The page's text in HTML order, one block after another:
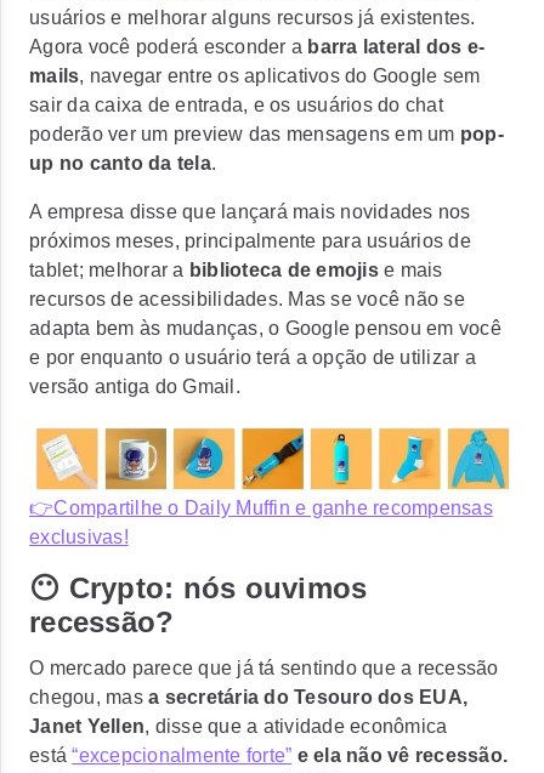
usuários e melhorar alguns recursos já existentes.
Agora você poderá esconder a barra lateral dos e-
mails, navegar entre os aplicativos do Google sem
sair da caixa de entrada, e os usuários do chat
poderão ver um preview das mensagens em um pop-
up no canto da tela.
A empresa disse que lançará mais novidades nos
próximos meses, principalmente para usuários de
tablet; melhorar a biblioteca de emojise mais
recursos de acessibilidades. Mas se você não se
adapta bem às mudanças, o Google pensou em você
e por enquanto o usuário terá a opção de utilizar a
versão antiga do Gmail.
👉Compartilhe o Daily Muffin e ganhe recompensas
exclusivas!
😶 Crypto: nós ouvimos
recessão?
O mercado parece que já tá sentindo que a recessão
chegou, mas a secretária do Tesouro dos EUA,
Janet Yellen, disse que a atividade econômica
está“excepcionalmente forte” e ela não vê recessão.